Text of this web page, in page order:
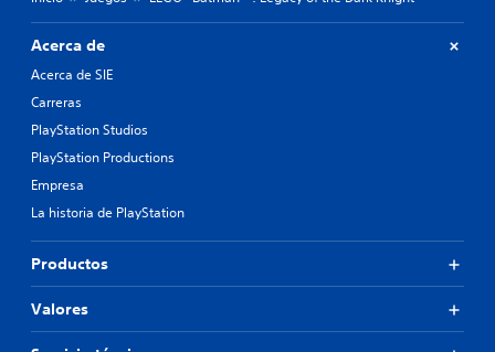
Acerca de
Acerca de SIE
Carreras
PlayStation Studios
PlayStation Productions
Empresa
La historia de PlayStation
Productos
Valores